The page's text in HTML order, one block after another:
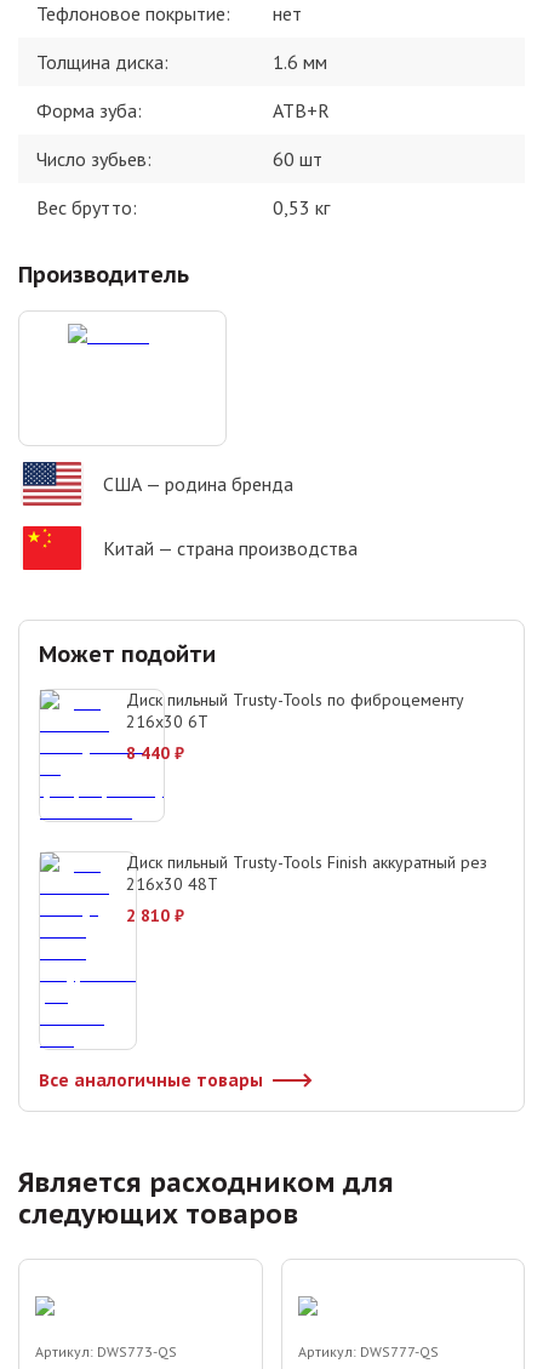
Тефлоновое покрытие:
нет
Толщина диска:
1.6 мм
Форма зуба:
ATB+R
Число зубьев:
60 шт
Вес брутто:
0,53 кг
Производитель
США — родина бренда
Китай — страна производства
Может подойти
Диск пильный Trusty-Tools по фиброцементу
216x30 6T
8 440 ₽
Диск пильный Trusty-Tools Finish аккуратный рез
216х30 48T
2 810 ₽
Все аналогичные товары
Является расходником для
следующих товаров
Артикул: DWS773-QS Артикул: DWS777-QS